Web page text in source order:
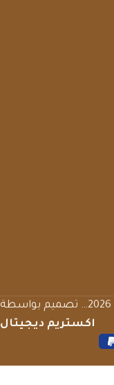
اكستريم ديجيتال